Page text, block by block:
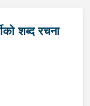
शब्द रचना